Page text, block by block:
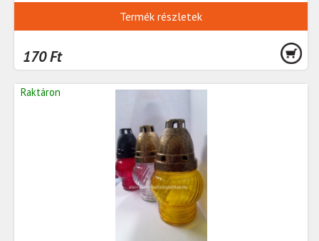
Termék részletek
170 Ft
Raktáron